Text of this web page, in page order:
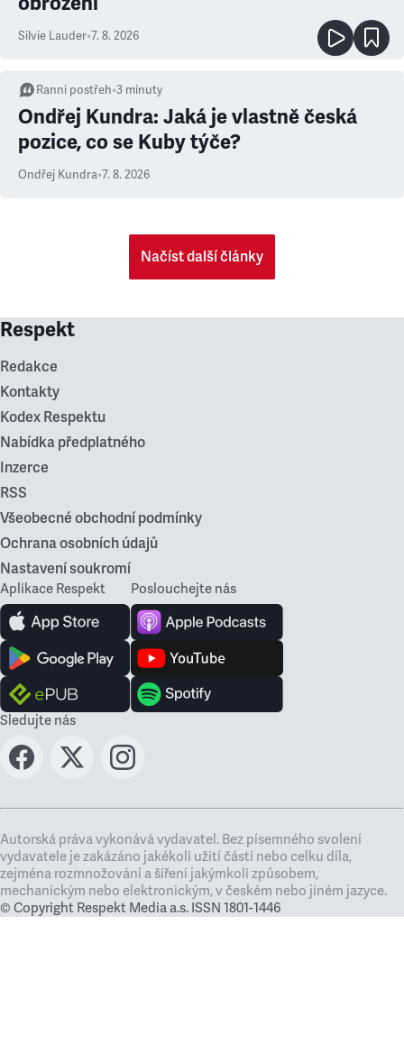
Silvie Lauder•7. 8. 2026
Ranní postřeh•3 minuty
Ondřej Kundra: Jaká je vlastně česká
pozice, co se Kuby týče?
Ondřej Kundra•7. 8. 2026
Načíst další články
Respekt
Redakce
Kontakty
Kodex Respektu
Nabídka předplatného
Inzerce
RSS
Všeobecné obchodní podmínky
Ochrana osobních údajů
Nastavení soukromí
Aplikace Respekt Poslouchejte nás
Sledujte nás
Autorská práva vykonává vydavatel. Bez písemného svolení
vydavatele je zakázáno jakékoli užití částí nebo celku díla,
zejména rozmnožování a šíření jakýmkoli způsobem,
mechanickým nebo elektronickým, v českém nebo jiném jazyce.
© Copyright Respekt Media a.s. ISSN 1801-1446